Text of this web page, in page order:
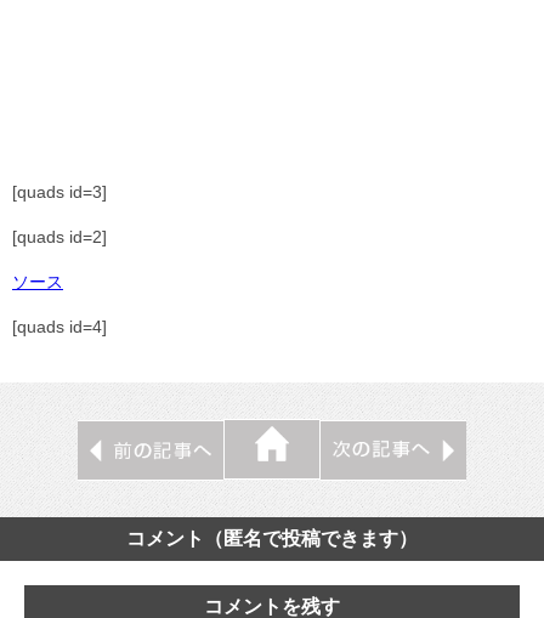
[quads id=3]
[quads id=2]
ソース
[quads id=4]
コメント（匿名で投稿できます）
コメントを残す